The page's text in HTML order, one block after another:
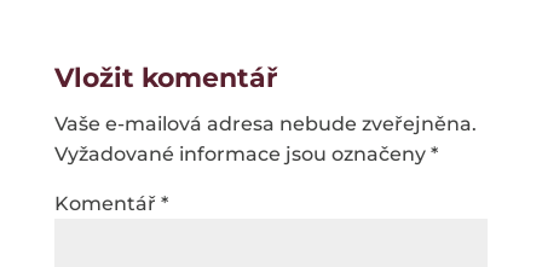
Vložit komentář
Vaše e-mailová adresa nebude zveřejněna.
Vyžadované informace jsou označeny *
Komentář *